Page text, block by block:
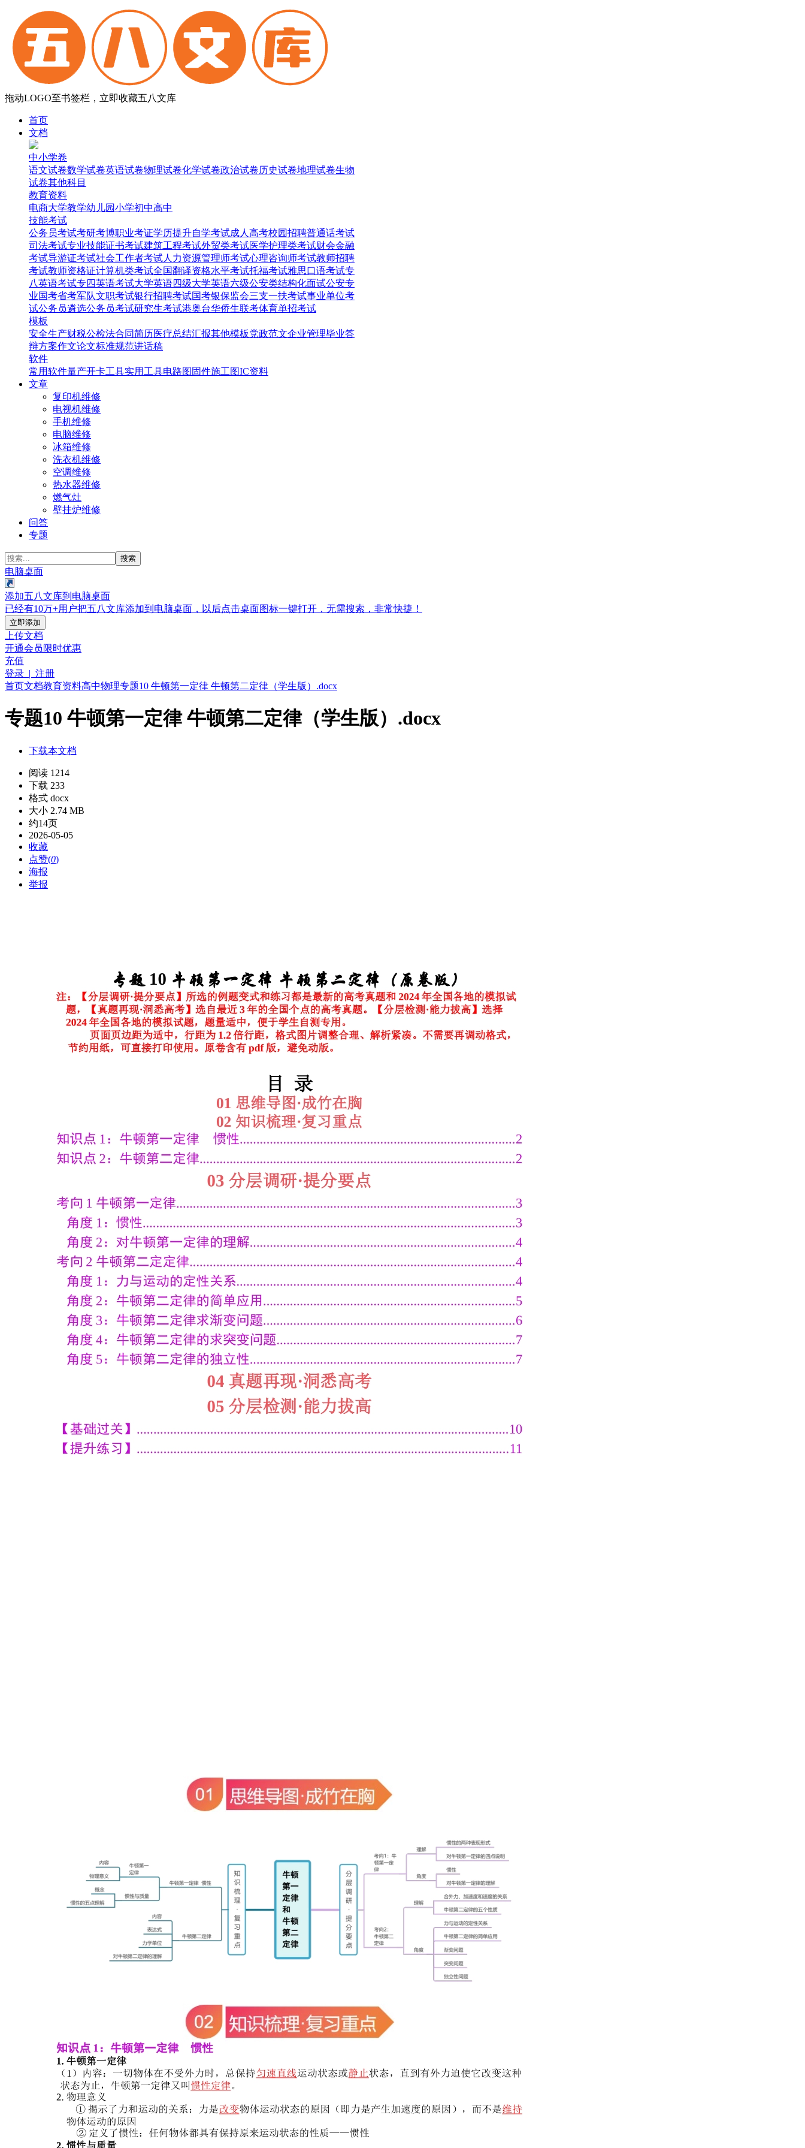
拖动LOGO至书签栏，立即收藏五八文库
首页
文档
中小学卷
语文试卷数学试卷英语试卷物理试卷化学试卷政治试卷历史试卷地理试卷生物
试卷其他科目
教育资料
电商大学教学幼儿园小学初中高中
技能考试
公务员考试考研考博职业考证学历提升自学考试成人高考校园招聘普通话考试
司法考试专业技能证书考试建筑工程考试外贸类考试医学护理类考试财会金融
考试导游证考试社会工作者考试人力资源管理师考试心理咨询师考试教师招聘
考试教师资格证计算机类考试全国翻译资格水平考试托福考试雅思口语考试专
八英语考试专四英语考试大学英语四级大学英语六级公安类结构化面试公安专
业国考省考军队文职考试银行招聘考试国考银保监会三支一扶考试事业单位考
试公务员遴选公务员考试研究生考试港奥台华侨生联考体育单招考试
模板
安全生产财税公检法合同简历医疗总结汇报其他模板党政范文企业管理毕业答
辩方案作文论文标准规范讲话稿
软件
常用软件量产开卡工具实用工具电路图 固件施工图IC资料
文章
复印机维修
电视机维修
手机维修
电脑维修
冰箱维修
洗衣机维修
空调维修
热水器维修
燃气灶
壁挂炉维修
问答
专题
搜索
电脑桌面
添加五八文库到电脑桌面
已经有10万+用户把五八文库添加到电脑桌面，以后点击桌面图标一键打开，无需搜索，非常快捷！
立即添加
上传文档
开通会员限时优惠
充值
登录 | 注册
首页文档教育资料高中物理专题10 牛顿第一定律 牛顿第二定律（学生版）.docx
专题10 牛顿第一定律 牛顿第二定律（学生版）.docx
下载本文档
阅读 1214
下载 233
格式 docx
大小 2.74 MB
约14页
2026-05-05
收藏
点赞(0)
海报
举报